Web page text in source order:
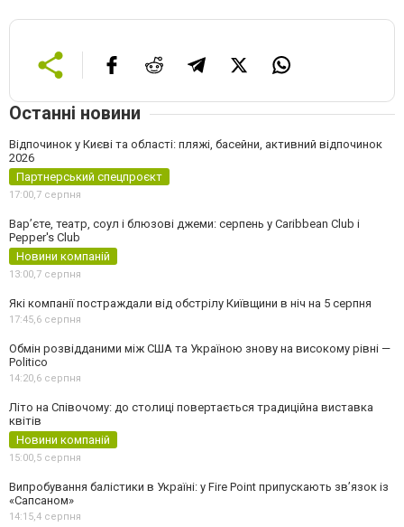
Останні новини
Відпочинок у Києві та області: пляжі, басейни, активний відпочинок
2026
Партнерський спецпроєкт
17:00,7 серпня
Вар’єте, театр, соул і блюзові джеми: серпень у Caribbean Club і
Pepper's Club
Новини компаній
13:00,7 серпня
Які компанії постраждали від обстрілу Київщини в ніч на 5 серпня
17:45,6 серпня
Обмін розвідданими між США та Україною знову на високому рівні —
Politico
14:20,6 серпня
Літо на Співочому: до столиці повертається традиційна виставка
квітів
Новини компаній
15:00,5 серпня
Випробування балістики в Україні: у Fire Point припускають зв’язок із
«Сапсаном»
14:15,4 серпня